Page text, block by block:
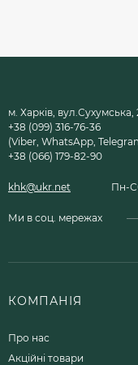
м. Харків, вул.Сухумська,
+38 (099) 316-76-36
(Viber, WhatsApp,
+38 (066) 179-82-90
khk@ukr.net Пн-
Ми в соц. мережах
КОМПАНІЯ
Про нас
Акційні товари